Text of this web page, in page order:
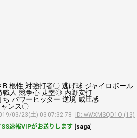
根性 対強打者〇 逃げ球 ジャイロボール
職人 競争心 走塁◎ 内野安打
ち パワーヒッター 逆境 威圧感
ンス〇
03/23(土) 03:07:32.78
ID: wWXMSQD1O (13)
速報VIPがお送りします [saga]